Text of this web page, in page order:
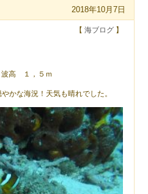
2018年10月7日
【 海ブログ】
高 １，５ｍ
かな海況！天気も晴れでした。